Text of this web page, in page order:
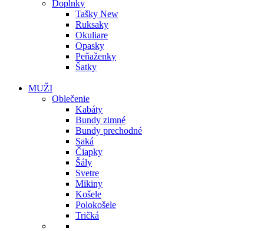
Doplnky
Tašky New
Ruksaky
Okuliare
Opasky
Peňaženky
Šatky
MUŽI
Oblečenie
Kabáty
Bundy zimné
Bundy prechodné
Saká
Čiapky
Šály
Svetre
Mikiny
Košele
Polokošele
Tričká